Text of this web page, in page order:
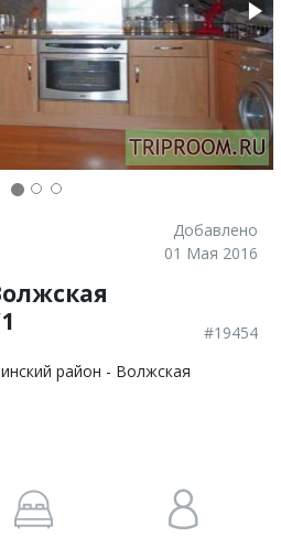
Добавлено
01 Мая 2016
#19454
район - Волжская